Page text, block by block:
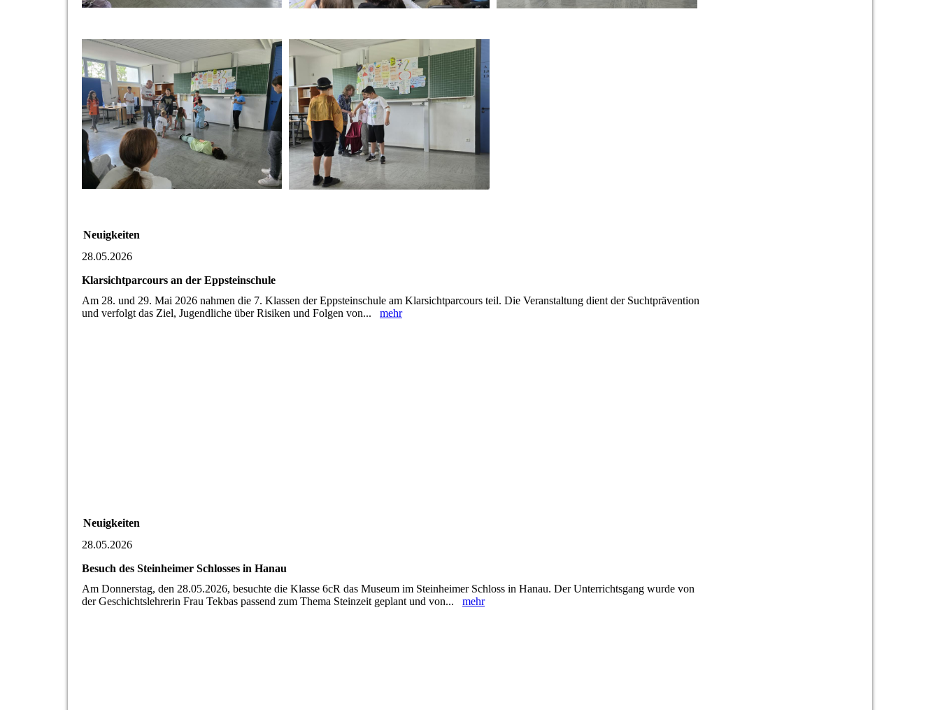
Neuigkeiten
28.05.2026
Klarsichtparcours an der Eppsteinschule
Am 28. und 29. Mai 2026 nahmen die 7. Klassen der Eppsteinschule am Klarsichtparcours teil. Die Veranstaltung dient der Suchtprävention
und verfolgt das Ziel, Jugendliche über Risiken und Folgen von... mehr
Neuigkeiten
28.05.2026
Besuch des Steinheimer Schlosses in Hanau
Am Donnerstag, den 28.05.2026, besuchte die Klasse 6cR das Museum im Steinheimer Schloss in Hanau. Der Unterrichtsgang wurde von
der Geschichtslehrerin Frau Tekbas passend zum Thema Steinzeit geplant und von... mehr